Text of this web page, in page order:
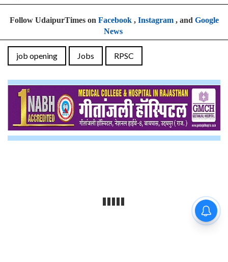
Follow UdaipurTimes on Facebook, Instagram, and Google
News
job opening Jobs RPSC